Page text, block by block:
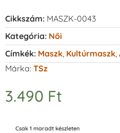
Cikkszám: MASZK-0043
Kategória: Női
Címkék: Maszk, Kultúrmaszk,
Márka: TSz
3.490 Ft
Csak 1 maradt készleten